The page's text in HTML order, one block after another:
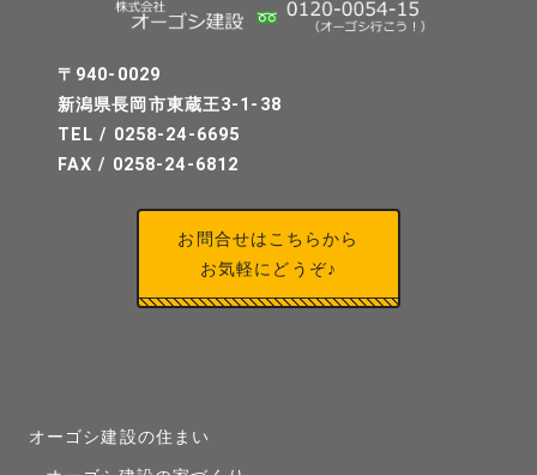
〒940-0029
新潟県長岡市東蔵王3-1-38
TEL / 0258-24-6695
FAX / 0258-24-6812
お問合せはこちらから
お気軽にどうぞ♪
オーゴシ建設の住まい